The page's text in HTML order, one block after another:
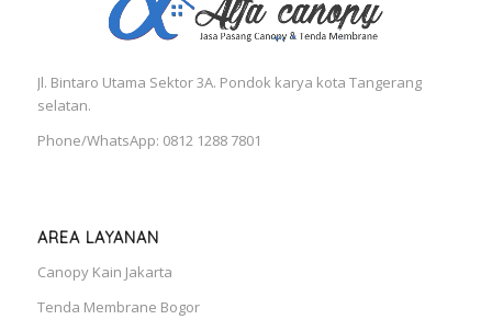
Jl. Bintaro Utama Sektor 3A. Pondok karya kota Tangerang
selatan.
Phone/WhatsApp: 0812 1288 7801
AREA LAYANAN
Canopy Kain Jakarta
Tenda Membrane Bogor